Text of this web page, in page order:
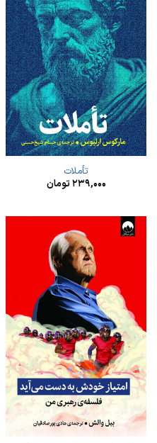
تأملات
۲۳۹,۰۰۰تومان